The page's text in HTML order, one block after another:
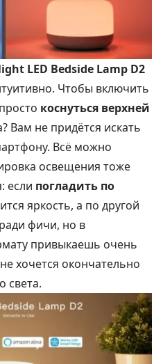
LED Bedside Lamp D2
Чтобы включить
коснуться верхней
Вам не придётся искать
Всё можно
освещения тоже
если погладить по
яркость, а по другой
фичи, но в
привыкаешь очень
хочется окончательно
света.